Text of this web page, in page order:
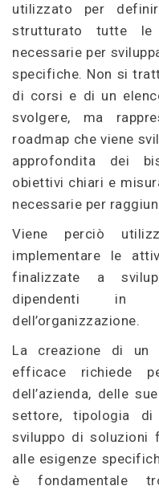
utilizzato per
strutturato tutte le
necessarie per
specifiche. Non si
di corsi e di un
svolgere, ma
roadmap che viene
approfondita dei
obiettivi chiari e
necessarie per
Viene perciò
implementare le
finalizzate a
dipendenti in
dell’organizzazione.
La creazione di un
efficace richiede
dell’azienda, delle
settore, tipologia
sviluppo di soluzioni
alle esigenze
è fondamentale